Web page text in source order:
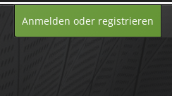
Anmelden oder registrieren